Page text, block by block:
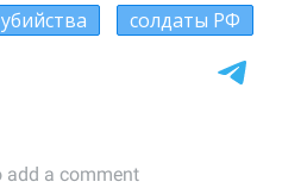
убийства солдаты РФ